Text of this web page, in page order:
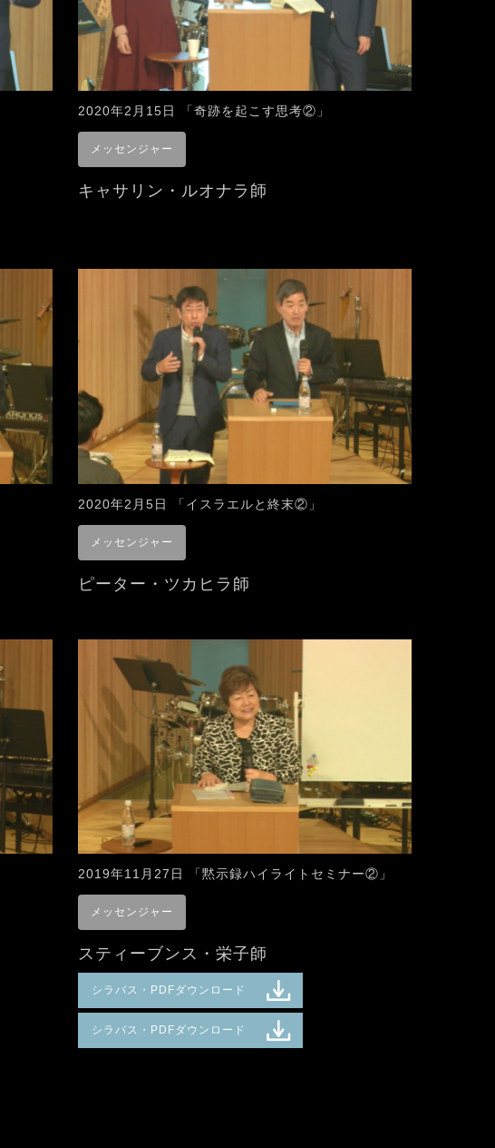
2020年2月15日 「奇跡を起こす思考②」
メッセンジャー
キャサリン・ルオナラ師
2020年2月5日 「イスラエルと終末②」
メッセンジャー
ピーター・ツカヒラ師
2019年11月27日 「黙示録ハイライトセミナー②」
メッセンジャー
スティーブンス・栄子師
シラバス・PDFダウンロード
シラバス・PDFダウンロード